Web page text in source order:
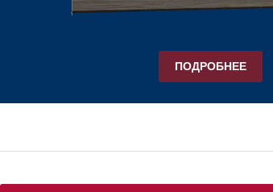
ПОДРОБНЕЕ